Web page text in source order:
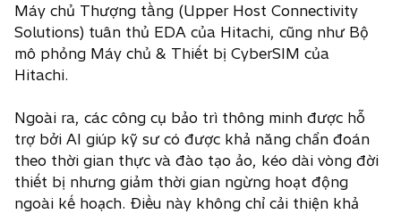
Máy chủ Thượng tầng (Upper Host Connectivity
Solutions) tuân thủ EDA của Hitachi, cũng như Bộ
mô phỏng Máy chủ & Thiết bị CyberSIM của
Hitachi.
Ngoài ra, các công cụ bảo trì thông minh được hỗ
trợ bởi AI giúp kỹ sư có được khả năng chẩn đoán
theo thời gian thực và đào tạo ảo, kéo dài vòng đời
thiết bị nhưng giảm thời gian ngừng hoạt động
ngoài kế hoạch. Điều này không chỉ cải thiện khả